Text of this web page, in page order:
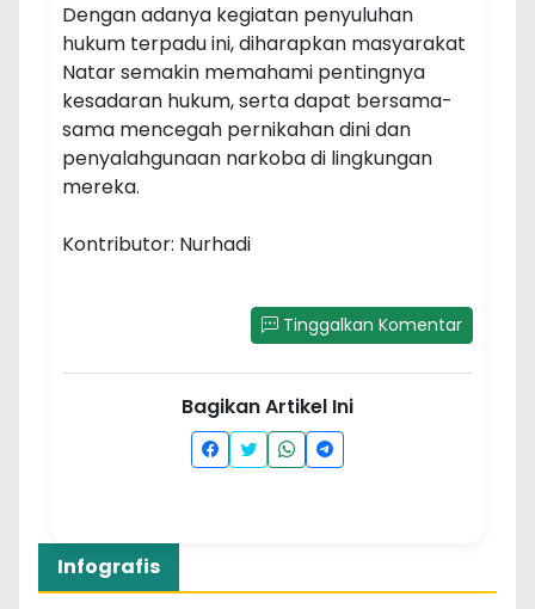
Dengan adanya kegiatan penyuluhan
hukum terpadu ini, diharapkan masyarakat
Natar semakin memahami pentingnya
kesadaran hukum, serta dapat bersama-
sama mencegah pernikahan dini dan
penyalahgunaan narkoba di lingkungan
mereka.
Kontributor: Nurhadi
Tinggalkan Komentar
Bagikan Artikel Ini
Infografis